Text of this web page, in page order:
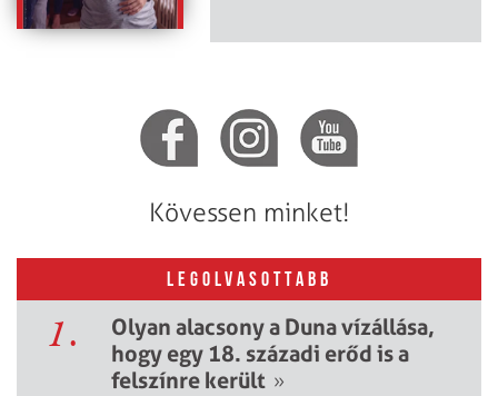
Kövessen minket!
LEGOLVASOTTABB
1.
Olyan alacsony a Duna vízállása,
hogy egy 18. századi erőd is a
felszínre került »